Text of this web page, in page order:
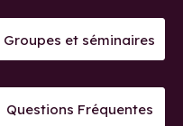
Groupes et séminaires
Questions Fréquentes